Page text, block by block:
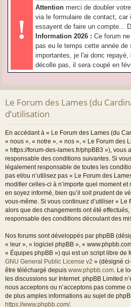
!
Attention merci de doubler
via le formulaire de contact, car
essayent de faire un compte...
Information 2026 : Ce forum
pas eu le temps cette année de
importantes, je l'ai donc
décolle pas, il sera coupé en
Le Forum des Lames (du
d’utilisation
En accédant à « Le Forum des Lames (du
« nous », « notre », « nos », « Le Forum des
« https://forum-des-lames.fr/phpBB3 »), vous
responsable des conditions suivantes. Si
légalement responsable de toutes les
pas et/ou n’utilisez pas « Le Forum des
modifier celles-ci à n’importe quel moment
en soyez informé, bien qu’il soit prudent de
vous-même. Si vous continuez d’utiliser «
alors que des changements ont été
responsable des conditions découlant des
Nos forums sont développés par phpBB
« leur », « logiciel phpBB », «
« Équipes phpBB ») qui est un script libre de
GNU General Public License v2 » (désigné
être téléchargé depuis www.phpbb.com. Le
les discussions sur Internet. phpBB Limited
nous acceptons ou n’acceptons pas comme
de plus amples informations au sujet de
https://www.phpbb.com/.